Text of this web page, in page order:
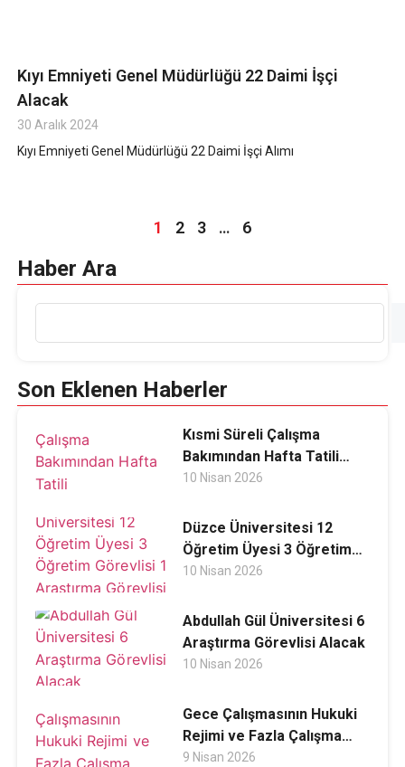
Kıyı Emniyeti Genel Müdürlüğü 22 Daimi İşçi
Alacak
30 Aralık 2024
Kıyı Emniyeti Genel Müdürlüğü 22 Daimi İşçi Alımı
1 2 3 … 6
Haber Ara
Son Eklenen Haberler
Kısmi Süreli Çalışma
Bakımından Hafta Tatili
Değerlendirmesi
10 Nisan 2026
Düzce Üniversitesi 12
Öğretim Üyesi 3 Öğretim
Görevlisi 1 Araştırma
10 Nisan 2026
Abdullah Gül Üniversitesi 6
Araştırma Görevlisi Alacak
10 Nisan 2026
Gece Çalışmasının Hukuki
Rejimi ve Fazla Çalışma
İlişkisi
9 Nisan 2026